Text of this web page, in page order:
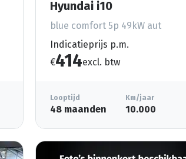
Hyundai i10
blue comfort 5p 49kW aut
Indicatieprijs p.m.
€414excl. btw
Looptijd
48 maanden
Km/jaar
10.000